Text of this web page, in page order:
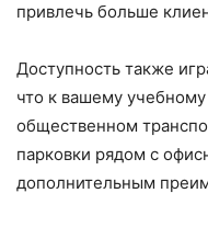
привлечь больше
Доступность также
что к вашему
общественном
парковки рядом с
дополнительным